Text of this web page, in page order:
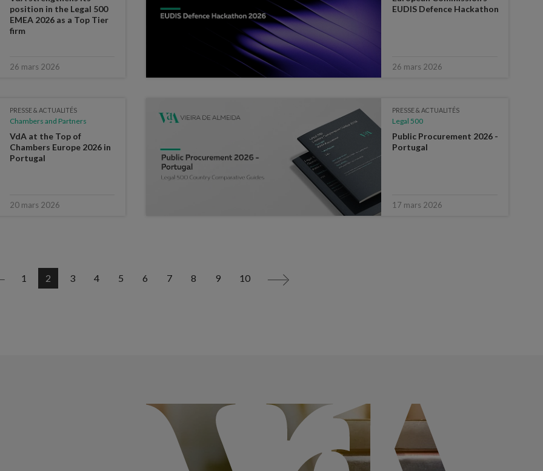
position in the Legal 500
EMEA 2026 as a Top Tier
firm
26 mars 2026
EUDIS Defence Hackathon
26 mars 2026
PRESSE & ACTUALITÉS
Chambers and Partners
VdA at the Top of
Chambers Europe 2026 in
Portugal
20 mars 2026
PRESSE & ACTUALITÉS
Legal 500
Public Procurement 2026 -
Portugal
17 mars 2026
1 2 3 4 5 6 7 8 9 10 >